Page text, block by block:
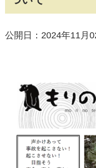
公開日：2024年11月